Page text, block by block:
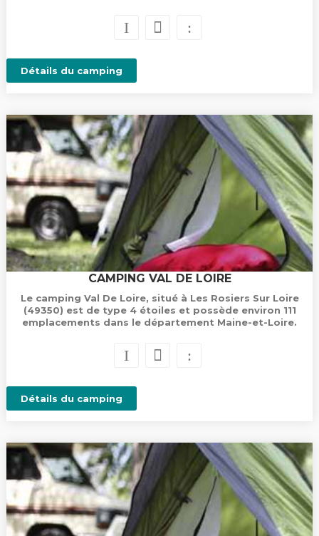
Détails du camping
CAMPING VAL DE LOIRE
Le camping Val De Loire, situé à Les Rosiers Sur Loire
(49350) est de type 4 étoiles et possède environ 111
emplacements dans le département Maine-et-Loire.
Détails du camping